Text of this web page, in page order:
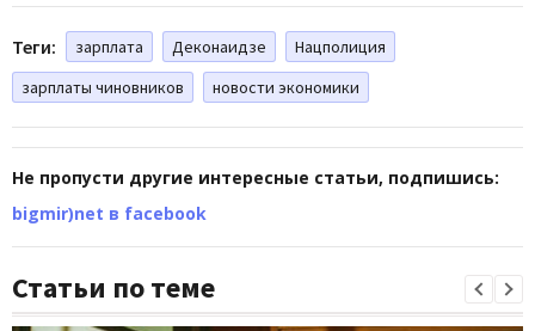
Теги: зарплата Деконаидзе
Нацполиция
зарплаты чиновников
новости экономики
Не пропусти другие интересные статьи, подпишись:
bigmir)net в facebook
Статьи по теме